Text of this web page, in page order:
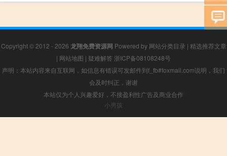
Copyright © 2012 - 2026 龙翔免费资源网 Powered by 网站分类目录 | 精选推荐文章
| 网站地图 | 疑难解答 浙ICP备08108248号
声明：本站内容来自互联网，如信息有错误可发邮件到f_fb#foxmail.com说明，我们
会及时纠正，谢谢
本站仅为个人兴趣爱好，不接盈利性广告及商业合作
小男孩